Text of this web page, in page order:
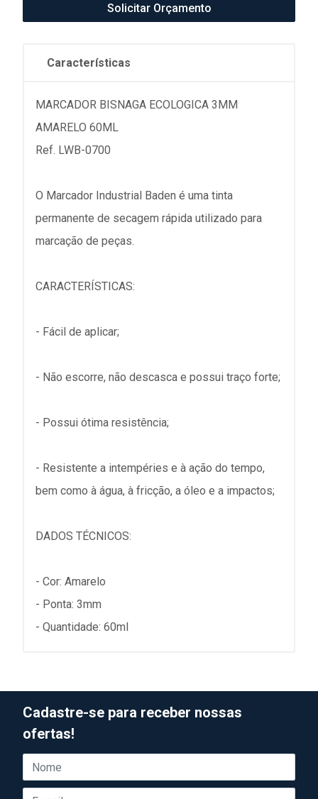
Solicitar Orçamento
Características
MARCADOR BISNAGA ECOLOGICA 3MM
AMARELO 60ML
Ref. LWB-0700
O Marcador Industrial Baden é uma tinta
permanente de secagem rápida utilizado para
marcação de peças.
CARACTERÍSTICAS:
- Fácil de aplicar;
- Não escorre, não descasca e possui traço forte;
- Possui ótima resistência;
- Resistente a intempéries e à ação do tempo,
bem como à água, à fricção, a óleo e a impactos;
DADOS TÉCNICOS:
- Cor: Amarelo
- Ponta: 3mm
- Quantidade: 60ml
Cadastre-se para receber nossas
ofertas!